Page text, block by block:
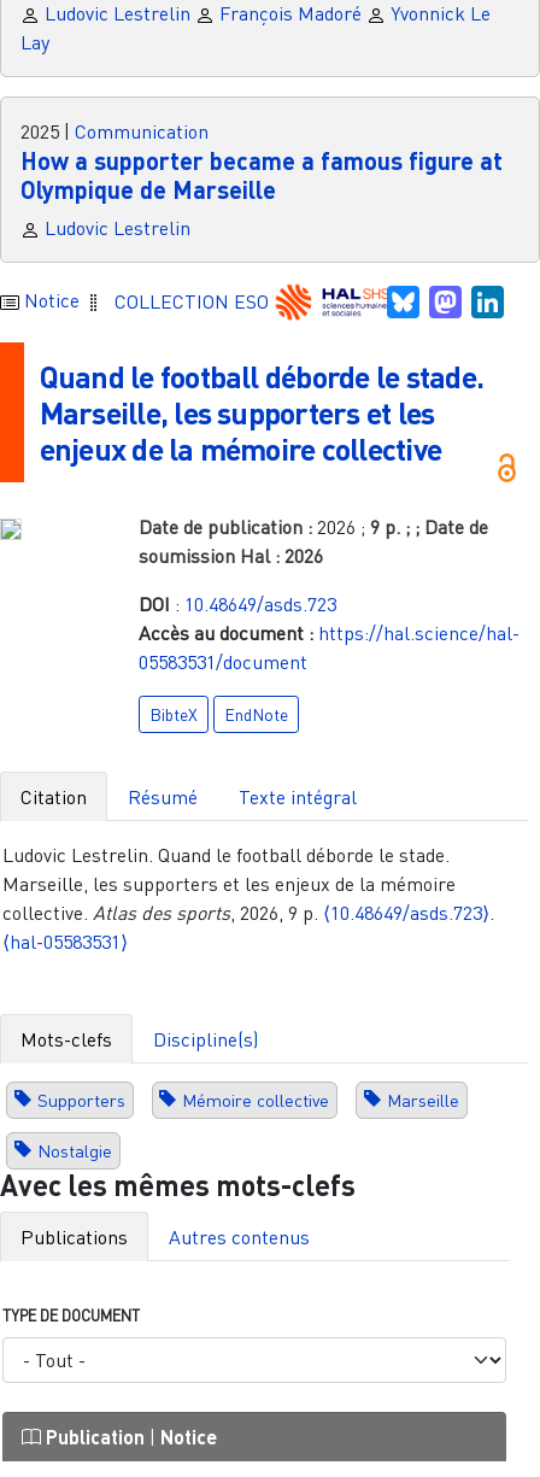
Ludovic Lestrelin François Madoré
Yvonnick Le
Lay
2025 Communication
How a supporter became a famous figure at
Olympique de Marseille
Ludovic Lestrelin
Notice COLLECTION ESO Bluesky
Quand le football déborde le stade.
Marseille, les supporters et les
enjeux de la mémoire collective
Date de publication : 2026 ; 9 p. ; ; Date de
soumission Hal : 2026
DOI : 10.48649/asds.723
Accès au document : https://hal.science/hal-
05583531/document
BibteX EndNote
Citation Résumé Texte intégral
Ludovic Lestrelin. Quand le football déborde le stade.
Marseille, les supporters et les enjeux de la mémoire
collective. Atlas des sports, 2026, 9 p. ⟨10.48649/asds.723⟩
⟨hal-05583531⟩
Mots-clefs Discipline(s)
Supporters Mémoire collective Marseille
Nostalgie
Avec les mêmes mots-clefs
Publications Autres contenus
TYPE DE DOCUMENT
Publication | Notice